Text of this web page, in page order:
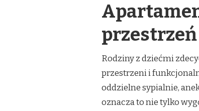
przestrzeń
Rodziny z dziećmi
przestrzeni i
oddzielne sypialnie,
oznacza to nie tylko